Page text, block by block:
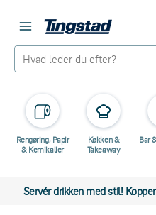
Rengøring, Papir
& Kemikalier
Køkken &
Takeaway
Bar
Servér drikken med stil!